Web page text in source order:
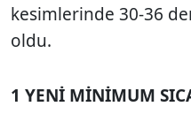
kesimlerinde 30-36
oldu.
1 YENİ MİNİMUM